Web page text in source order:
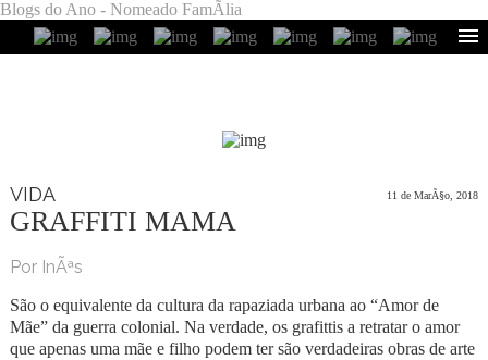
Blogs do Ano - Nomeado FamÃ­lia
VIDA 11 de MarÃ§o, 2018
GRAFFITI MAMA
Por InÃªs
São o equivalente da cultura da rapaziada urbana ao “Amor de
Mãe” da guerra colonial. Na verdade, os grafittis a retratar o amor
que apenas uma mãe e filho podem ter são verdadeiras obras de arte